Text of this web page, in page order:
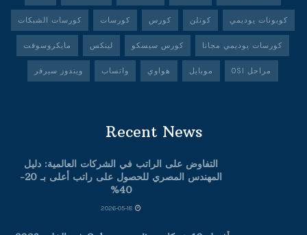
كوبونات يوديمي كوتلن كورس كورسات كورسات الشبكات
كورسات يوديمي مجانا كورس سيسكو لينكس مايكروسوفت
مراحل OSI موبايل هواوي واتساب ويندوز سيرفر
Recent News
التفاوض على الراتب في الشركات العالمية: دليل
المهندس المصري للحصول على راتب أعلى بـ 20-
40%